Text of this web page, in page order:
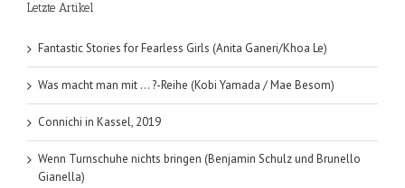
Letzte Artikel
Fantastic Stories for Fearless Girls (Anita Ganeri/Khoa Le)
Was macht man mit … ?-Reihe (Kobi Yamada / Mae Besom)
Connichi in Kassel, 2019
Wenn Turnschuhe nichts bringen (Benjamin Schulz und Brunello
Gianella)